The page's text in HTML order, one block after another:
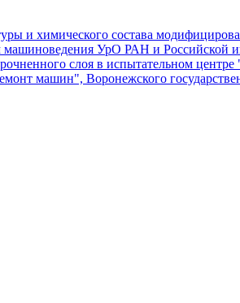
и химического состава
машиноведения УрО РАН и Российской
слоя в испытательном центре
машин", Воронежского